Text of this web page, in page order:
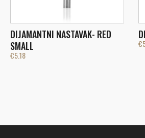
DIJAMANTNI NASTAVAK- RED
SMALL
€5.18
€